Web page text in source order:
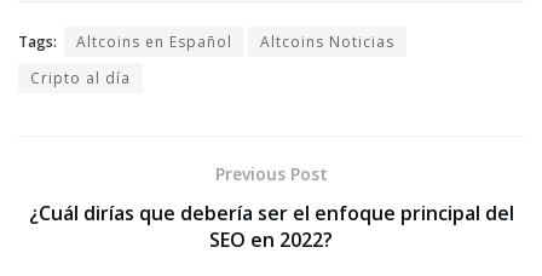
Tags: Altcoins en Español
Altcoins Noticias
Cripto al día
Previous Post
¿Cuál dirías que debería ser el enfoque principal del
SEO en 2022?